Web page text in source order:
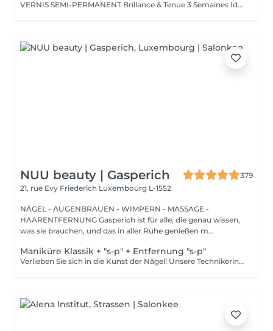
VERNIS SEMI-PERMANENT Brillance & Tenue 3 Semaines Idéal pour celles qui veulent une manucure impeccable sans abîmer leurs ongles naturels, le vernis semi-permanent ProNails assure une brillance éclatante et une tenue longue durée. Pourquoi choisir le semi-permanent ? Séchage immédiat sous lampe LED Jusqu'à 3 semaines de tenue sans s'écailler Large choix de couleurs tendances Dépose rapide et en douceur Disponible pour les mains & les pieds pour une mise en beauté complète. ONGLES PARFAITS AVEC PRONAILS EXPERTISE & QUALITÉ PROFESSIONNELLE Dans notre institut, nous vous offrons un service onglerie haut de gamme, réalisé avec les produits de la marque ProNails, reconnue pour sa qualité et sa tenue exceptionnelle. Nos expertes en onglerie, dont certaines sont également formatrices en prothésie ongulaire dans notre centre de formation Concept Beauté Distribution, sauront vous conseiller et sublimer vos ongles avec professionnalisme.
NUU beauty | Gasperich
379
21, rue Evy Friederich Luxembourg L-1552
NÄGEL - AUGENBRAUEN - WIMPERN - MASSAGE -
HAARENTFERNUNG Gasperich ist für alle, die genau wissen,
was sie brauchen, und das in aller Ruhe genießen m...
Maniküre Klassik + "s-p" + Entfernung "s-p"
Verlieben Sie sich in die Kunst der Nägel! Unsere Technikerinnen werden effektiv abgestorbene Hautzellen entfernen, die Nägel in Form bringen und feilen sowie die äußere Oberfläche polieren. Dann wird ein semi-permanenter Nagellack aufgetragen. Er sieht aus wie ein normaler Nagellack, hält aber viel länger auf Ihren Nägeln. Fantastisch, oder? Er wird in einer LED-Lampe getrocknet und hält wochenlang. Unsere Meisterinnen bieten klassische, Hardware- oder kombinierte Maniküre an. Wie wird die Maniküre mit semi-permanent Nagellack durchgeführt? - entfernen des alten semi-permanenten Lacks (falls erforderlich) - rauhe Haut wird entfernt - die Form der Nagelplatte wird korrigiert - die Nagelhaut und seitlichen Rillen werden korrigiert - Semi-permanenter Nagellack wird aufgetragen - Nagelhautöl und Handcreme werden aufgetragen Altersbeschränkungen: empfohlen ab 16 Jahren. Empfehlungen nach dem Eingriff: es gibt keine speziellen Empfehlungen nach diesem Verfahren. Frequenz: einmal in 3 Wochen.